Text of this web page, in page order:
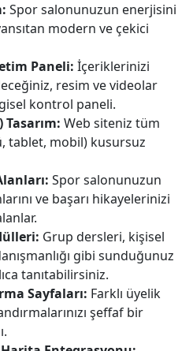
Spor salonunuzun enerjisini
modern ve çekici
Paneli: İçeriklerinizi
resim ve videolar
kontrol paneli.
Tasarım: Web siteniz tüm
tablet, mobil) kusursuz
Spor salonunuzun
ve başarı hikayelerinizi
Grup dersleri, kişisel
gibi sunduğunuz
tanıtabilirsiniz.
Sayfaları: Farklı üyelik
şeffaf bir